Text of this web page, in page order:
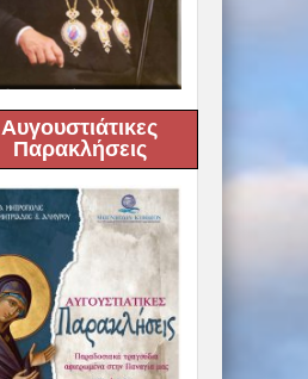
Αυγουστιάτικες
Παρακλήσεις